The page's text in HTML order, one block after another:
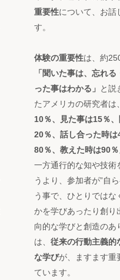
重要性について、 お話
す。
体験の重要性は、約
「聞いた事は、忘れ
った事はわかる」 と説
たアメリカの研究者は、
10％、見た事は15％
20％、話し合った時
80％、教えた時は90％
一方通行的な知や技術
うより、参加者が”自
う事で、ひとりではな
かを学びあったり創り
向的な学びと創造のあ
は、従来の行動主義的
な学びが、
ますます重
ています。